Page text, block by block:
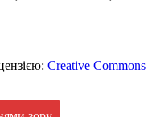
Creative Commons